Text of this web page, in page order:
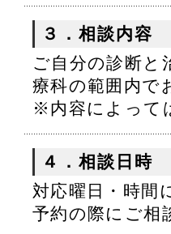
３．相談内容
ご自分の診断と
療科の範囲内で
※内容によって
４．相談日時
対応曜日・時間
予約の際にご相